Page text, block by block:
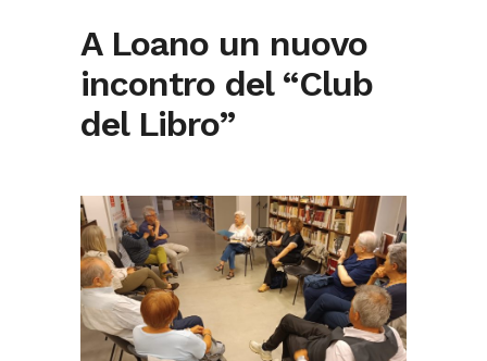
A Loano un nuovo
incontro del “Club
del Libro”